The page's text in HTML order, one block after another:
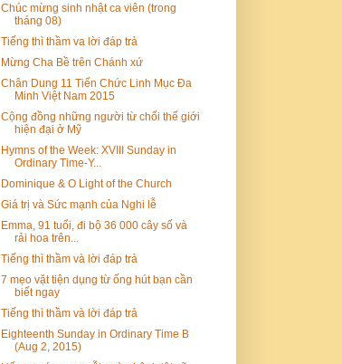
Chúc mừng sinh nhật ca viên (trong
tháng 08)
Tiếng thì thầm va lời đáp trả
Mừng Cha Bề trên Chánh xứ
Chân Dung 11 Tiến Chức Linh Mục Đa
Minh Việt Nam 2015
Cộng đồng những người từ chối thế giới
hiện đại ở Mỹ
Hymns of the Week: XVIII Sunday in
Ordinary Time-Y...
Dominique & O Light of the Church
Giá trị và Sức mạnh của Nghi lễ
Emma, 91 tuổi, đi bộ 36 000 cây số và
rải hoa trên...
Tiếng thì thầm và lời đáp trả
7 mẹo vặt tiện dụng từ ống hút bạn cần
biết ngay
Tiếng thì thầm và lời đáp trả
Eighteenth Sunday in Ordinary Time B
(Aug 2, 2015)